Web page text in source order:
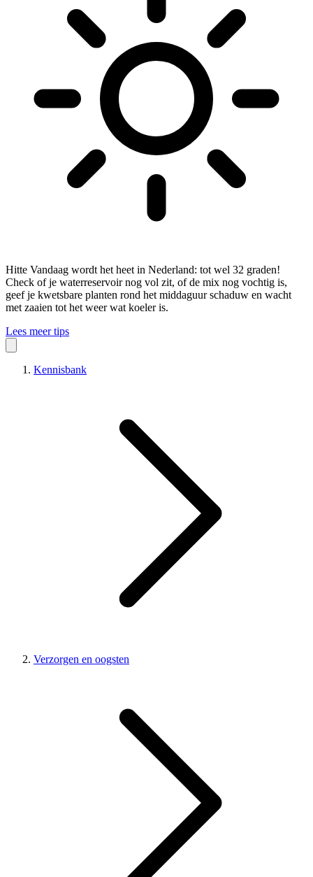
Hitte Vandaag wordt het heet in Nederland: tot wel 32 graden!
Check of je waterreservoir nog vol zit, of de mix nog vochtig is,
geef je kwetsbare planten rond het middaguur schaduw en wacht
met zaaien tot het weer wat koeler is.
Lees meer tips
Kennisbank
Verzorgen en oogsten